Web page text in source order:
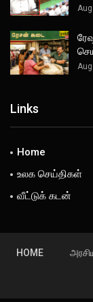
Links
Home
உலக செய்திகள்
வீட்டுக் கடன்
HOME